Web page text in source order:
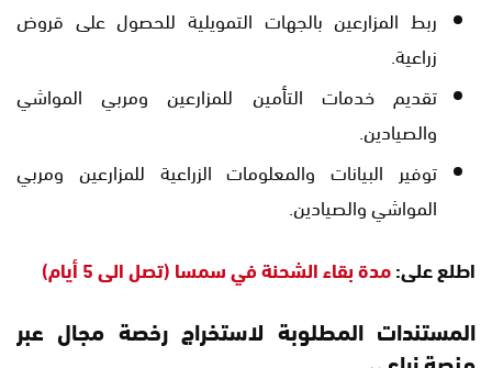
ربط المزارعين بالجهات التمويلية للحصول على قروض
زراعية.
تقديم خدمات التأمين للمزارعين ومربي المواشي
والصيادين.
توفير البيانات والمعلومات الزراعية للمزارعين ومربي
المواشي والصيادين.
اطلع على:مدة بقاء الشحنة في سمسا (تصل الى 5 أيام)
المستندات المطلوبة لاستخراج رخصة مجال عبر